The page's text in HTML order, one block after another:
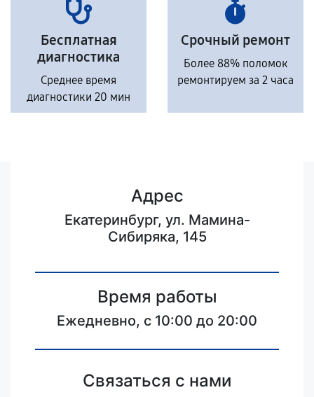
Бесплатная
диагностика
Среднее время
диагностики 20 мин
Срочный ремонт
Более 88% поломок
ремонтируем за 2 часа
Адрес
Екатеринбург, ул. Мамина-
Сибиряка, 145
Время работы
Ежедневно, с 10:00 до 20:00
Связаться с нами